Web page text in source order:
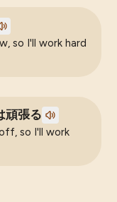
so I'll work hard
頑張る
so I'll work